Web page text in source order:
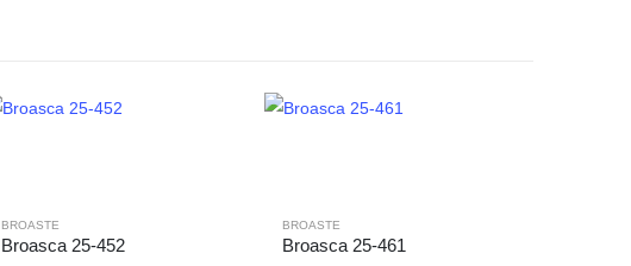
BROASTE
Broasca 25-452
BROASTE
Broasca 25-461